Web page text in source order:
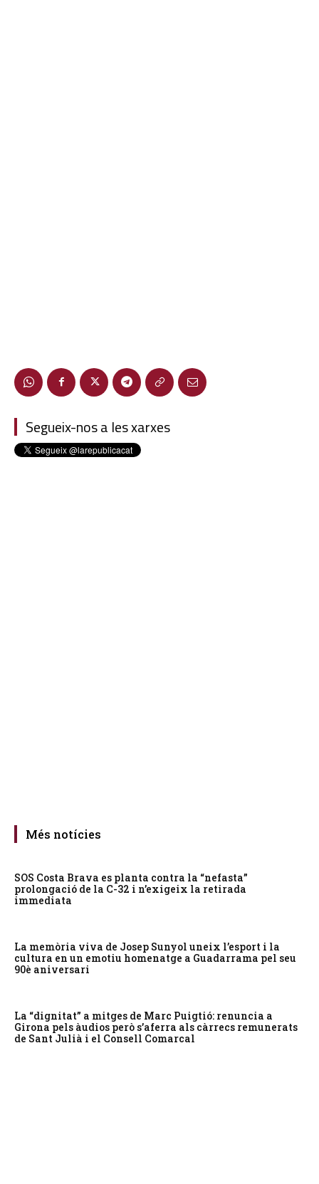
Segueix-nos a les xarxes
Més notícies
SOS Costa Brava es planta contra la “nefasta”
prolongació de la C-32 i n’exigeix la retirada
immediata
La memòria viva de Josep Sunyol uneix l’esport i la
cultura en un emotiu homenatge a Guadarrama pel seu
90è aniversari
La “dignitat” a mitges de Marc Puigtió: renuncia a
Girona pels àudios però s’aferra als càrrecs remunerats
de Sant Julià i el Consell Comarcal